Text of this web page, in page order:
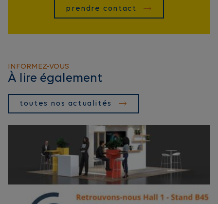
prendre contact
INFORMEZ-VOUS
À lire également
toutes nos actualités